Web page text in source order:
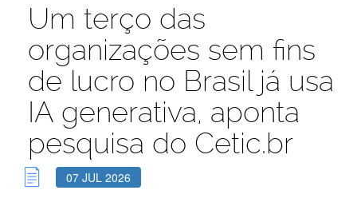
Um terço das
organizações sem fins
de lucro no Brasil já usa
IA generativa, aponta
pesquisa do Cetic.br
07 JUL 2026